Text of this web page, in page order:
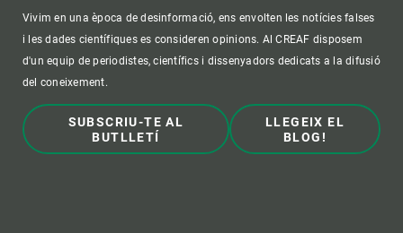
Vivim en una època de desinformació, ens envolten les notícies falses
i les dades científiques es consideren opinions. Al CREAF disposem
d'un equip de periodistes, científics i dissenyadors dedicats a la difusió
del coneixement.
SUBSCRIU-TE AL
BUTLLETÍ
LLEGEIX EL
BLOG!